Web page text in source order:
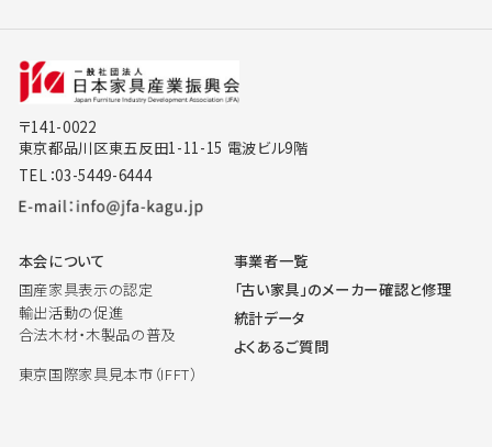
〒141-0022
東京都品川区東五反田1-11-15 電波ビル9階
TEL：03-5449-6444
本会について
国産家具表示の認定
輸出活動の促進
合法木材・木製品の普及
東京国際家具見本市（IFFT）
事業者一覧
「古い家具」のメーカー確認と修理
統計データ
よくあるご質問